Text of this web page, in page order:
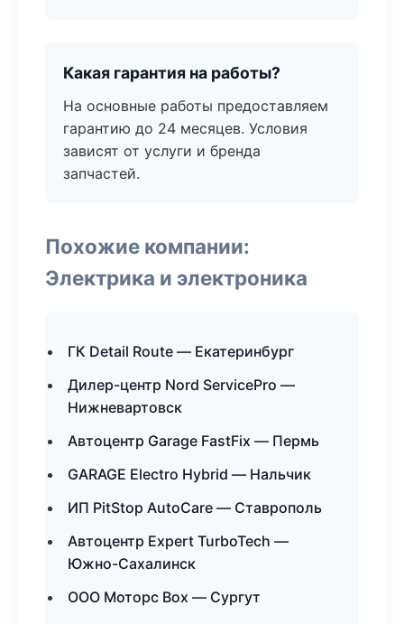
Какая гарантия на работы?
На основные работы предоставляем
гарантию до 24 месяцев. Условия
зависят от услуги и бренда
запчастей.
Похожие компании:
Электрика и электроника
ГК Detail Route — Екатеринбург
Дилер-центр Nord ServicePro —
Нижневартовск
Автоцентр Garage FastFix — Пермь
GARAGE Electro Hybrid — Нальчик
ИП PitStop AutoCare — Ставрополь
Автоцентр Expert TurboTech —
Южно-Сахалинск
ООО Моторс Box — Сургут